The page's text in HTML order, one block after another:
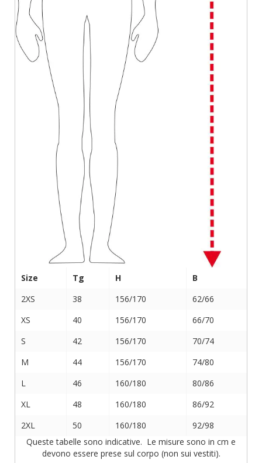
Size Tg H
B
2XS
38 156/170
62/66
XS
40 156/170
66/70
S
42 156/170
70/74
M
44 156/170
74/80
L
46 160/180
80/86
XL
48 160/180
86/92
2XL
50 160/180
92/98
Queste tabelle sono indicative. Le misure sono in cm e
devono essere prese sul corpo (non sui vestiti).